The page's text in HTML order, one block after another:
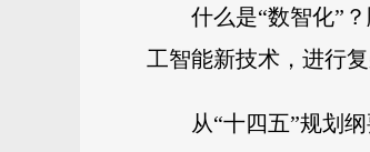
什么是“数智化”
工智能新技术，进行
从“十四五”规划